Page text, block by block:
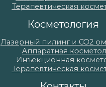
Терапевтическая
Косметология
Лазерный пилинг и СО2
Аппаратная
Инъекционная
Терапевтическая